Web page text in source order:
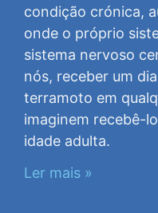
condição crónica,
onde o próprio
sistema nervoso
nós, receber um
terramoto em
imaginem recebê-
idade adulta.
Ler mais »